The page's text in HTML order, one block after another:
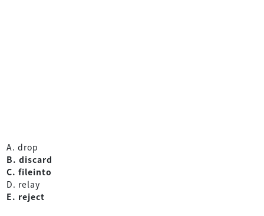
A. drop
B. discard
C. fileinto
D. relay
E. reject